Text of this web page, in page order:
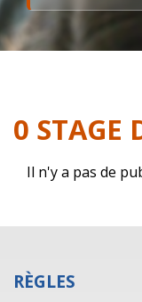
0 STAGE
Il n'y a pas de
RÈGLES